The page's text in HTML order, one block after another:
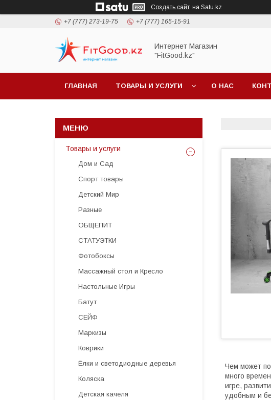
Создать сайт на Satu.kz
+7 (777) 273-19-75 +7 (777) 165-15-91
Интернет Магазин
"FitGood.kz"
ГЛАВНАЯ ТОВАРЫ И УСЛУГИ О НАС
Чем может
много
игре,
удобным и
Товары и услуги
Дом и Сад
Спорт товары
Детский Мир
Разные
ОБЩЕПИТ
СТАТУЭТКИ
Фотобоксы
Массажный стол и Кресло
Настольные Игры
Батут
СЕЙФ
Маркизы
Коврики
Ёлки и светодиодные деревья
Коляска
Детская качеля